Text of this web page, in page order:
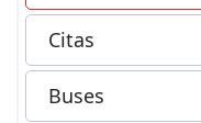
Citas
Buses